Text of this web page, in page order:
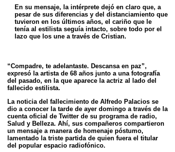
En su mensaje, la intérprete dejó en claro que, a
pesar de sus diferencias y del distanciamiento que
tuvieron en los últimos años, el cariño que le
tenía al estilista seguía intacto, sobre todo por el
lazo que los une a través de Cristian.
“Compadre, te adelantaste. Descansa en paz”,
expresó la artista de 68 años junto a una fotografía
del pasado, en la que aparece la actriz al lado del
fallecido estilista.
La noticia del fallecimiento de Alfredo Palacios se
dio a conocer la tarde de ayer domingo a través de la
cuenta oficial de Twitter de su programa de radio,
Salud y Belleza. Ahí, sus compañeros compartieron
un mensaje a manera de homenaje póstumo,
lamentado la triste partida de quien fuera el titular
del popular espacio radiofónico.